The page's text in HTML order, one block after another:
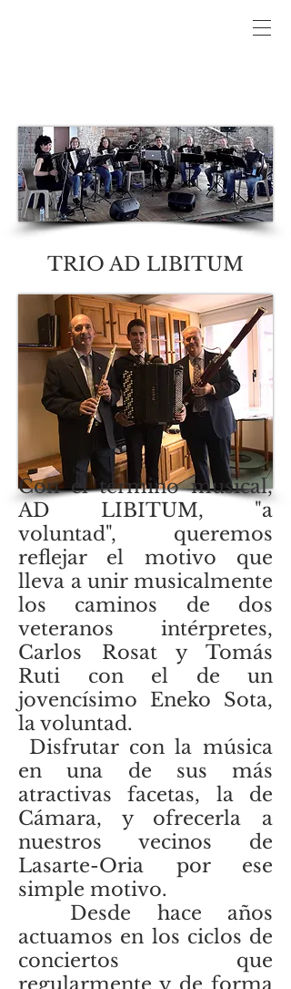
TRIO AD LIBITUM
Con el término musical,
AD LIBITUM, "a
voluntad", queremos
reflejar el motivo que
lleva a unir musicalmente
los caminos de dos
veteranos intérpretes,
Carlos Rosat y Tomás
Ruti con el de un
jovencísimo Eneko Sota,
la voluntad.
Disfrutar con la música
en una de sus más
atractivas facetas, la de
Cámara, y ofrecerla a
nuestros vecinos de
Lasarte-Oria por ese
simple motivo.
Desde hace años
actuamos en los ciclos de
conciertos que